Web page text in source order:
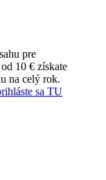
pre
10 € získate
na celý rok.
sa TU